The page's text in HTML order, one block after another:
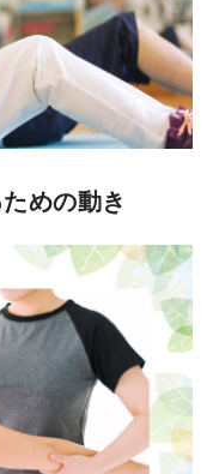
めの動き